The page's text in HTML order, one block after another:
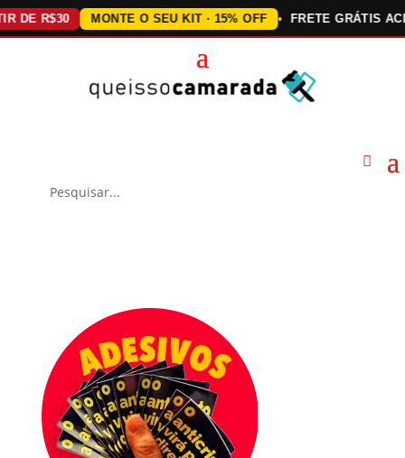
R$30 MONTE O SEU KIT · 15% OFF FRETE GRÁTIS ACIMA